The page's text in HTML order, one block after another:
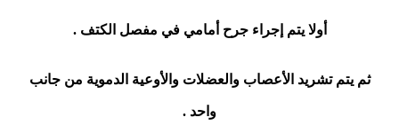
أولا يتم إجراء جرح أمامي في مفصل الكتف .
ثم يتم تشريد الأعصاب والعضلات والأوعية الدموية من جانب
واحد .